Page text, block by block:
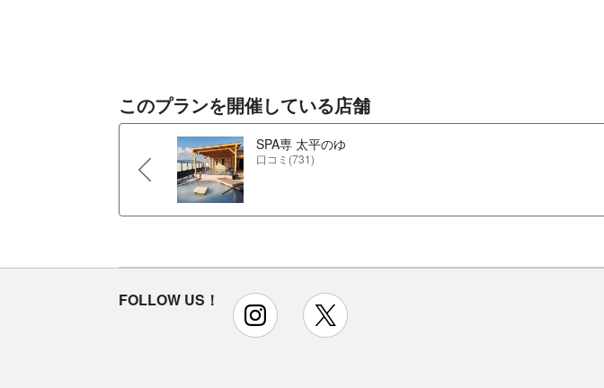
このプランを開催している店舗
SPA専 太平のゆ
口コミ(731)
FOLLOW US！ instagram